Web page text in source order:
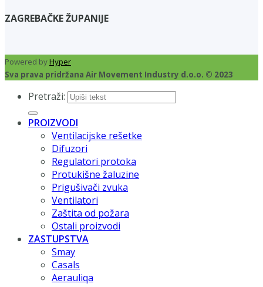
ZAGREBAČKE ŽUPANIJE
Powered byHyper
Sva prava pridržana Air Movement Industry d.o.o. © 2023
Pretraži:
PROIZVODI
Ventilacijske rešetke
Difuzori
Regulatori protoka
Protukišne žaluzine
Prigušivači zvuka
Ventilatori
Zaštita od požara
Ostali proizvodi
ZASTUPSTVA
Smay
Casals
Aerauliqa